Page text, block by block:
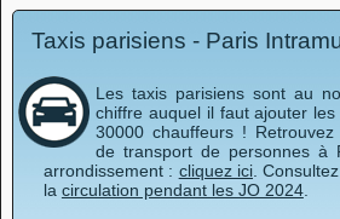
Taxis parisiens - Paris
Les taxis parisiens sont au
chiffre auquel il faut ajouter les
30000 chauffeurs !
de transport de personnes à
arrondissement : cliquez ici .
la circulation pendant les JO 2024.